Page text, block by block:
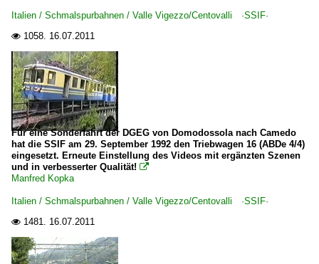
Italien / Schmalspurbahnen / Valle Vigezzo/Centovalli ·SSIF·
 1058. 16.07.2011
Für eine Sonderfahrt der DGEG von Domodossola nach Camedo
hat die SSIF am 29. September 1992 den Triebwagen 16 (ABDe 4/4)
eingesetzt. Erneute Einstellung des Videos mit ergänzten Szenen
und in verbesserter Qualität! 
Manfred Kopka
Italien / Schmalspurbahnen / Valle Vigezzo/Centovalli ·SSIF·
 1481. 16.07.2011